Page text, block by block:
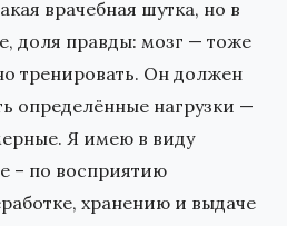
врачебная шутка, но в
доля правды: мозг — тоже
тренировать. Он должен
определённые нагрузки —
Я имею в виду
– по восприятию
хранению и выдаче